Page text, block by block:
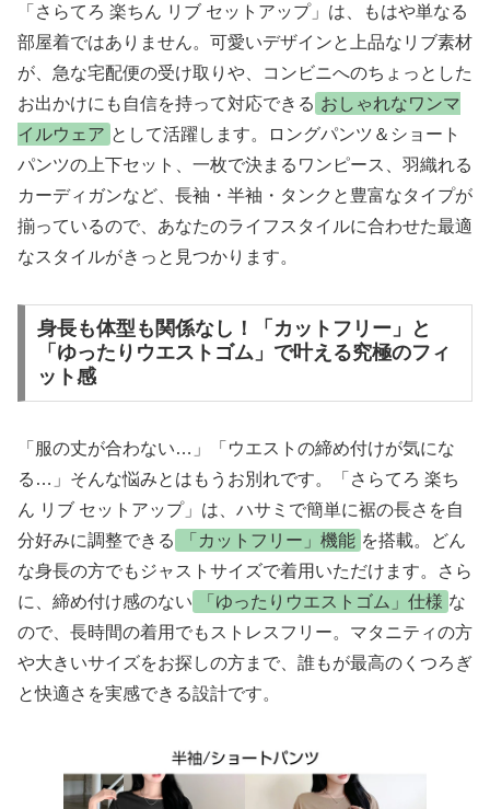
「さらてろ 楽ちん リブ セットアップ」は、もはや単なる
部屋着ではありません。可愛いデザインと上品なリブ素材
が、急な宅配便の受け取りや、コンビニへのちょっとした
お出かけにも自信を持って対応できる おしゃれなワンマ
イルウェア として活躍します。ロングパンツ＆ショート
パンツの上下セット、一枚で決まるワンピース、羽織れる
カーディガンなど、長袖・半袖・タンクと豊富なタイプが
揃っているので、あなたのライフスタイルに合わせた最適
なスタイルがきっと見つかります。
身長も体型も関係なし！「カットフリー」と
「ゆったりウエストゴム」で叶える究極のフィ
ット感
「服の丈が合わない…」「ウエストの締め付けが気にな
る…」そんな悩みとはもうお別れです。「さらてろ 楽ち
ん リブ セットアップ」は、ハサミで簡単に裾の長さを自
分好みに調整できる
「カットフリー」機能 を搭載。どん
な身長の方でもジャストサイズで着用いただけます。さら
に、締め付け感のない
「ゆったりウエストゴム」仕様 な
ので、長時間の着用でもストレスフリー。マタニティの方
や大きいサイズをお探しの方まで、誰もが最高のくつろぎ
と快適さを実感できる設計です。